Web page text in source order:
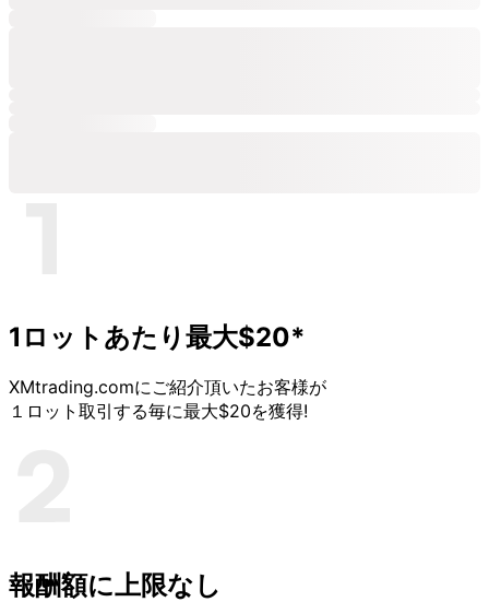
1ロットあたり 最大$20*
XMtrading.comにご紹介頂いたお客様が
１ロット取引する毎に最大$20を獲得!
報酬額に上限なし